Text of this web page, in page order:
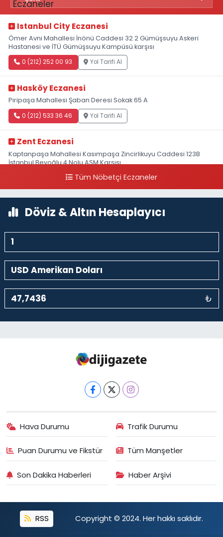
Istanbul City Eczanesi
Ömer Avni Mahallesi İnönü Caddesi 32 2 Gümüşsuyu Askeri
Hastanesi ve İTÜ Gümüşsuyu Kampüsü karşısı
0 (212) 252 00 93 Yol Tarifi Al
Hasköy Eczanesi
Piripaşa Mahallesi Şaban Deresi Sokak 65 A
0 (212) 533 36 46 Yol Tarifi Al
Zent Eczanesi
Kaptanpaşa Mahallesi Kasımpaşa Zincirlikuyu Caddesi 123B
İstanbul Beyoğlu 4 Nolu ASM Karşısı
0 (212) 297 96 92 Yol Tarifi Al
Tüm Nöbetçi Eczaneler
Döviz & Altın Hesaplayıcı
₺
Hava Durumu Trafik Durumu
Puan Durumu ve Fikstür Tüm Manşetler
Son Dakika Haberleri Haber Arşivi
RSS Copyright © 2024. Her hakkı saklıdır.